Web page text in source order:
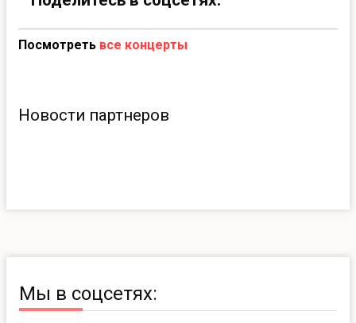
Посмотреть все концерты
Новости партнеров
Мы в соцсетях: